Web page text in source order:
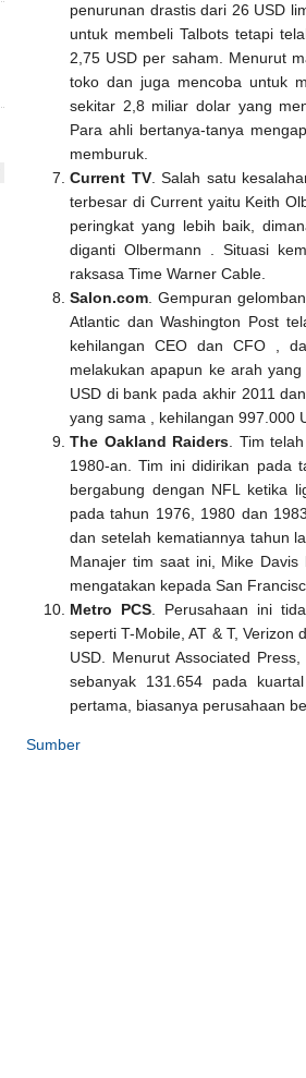
penurunan drastis dari 26 USD
untuk membeli Talbots tetapi
2,75 USD per saham. Menurut
toko dan juga mencoba untuk
sekitar 2,8 miliar dolar yang
Para ahli bertanya-tanya
memburuk.
Current TV. Salah satu
terbesar di Current yaitu Keith
peringkat yang lebih baik,
diganti Olbermann . Situasi
raksasa Time Warner Cable.
Salon.com . Gempuran
Atlantic dan Washington Post
kehilangan CEO dan CFO ,
melakukan apapun ke arah
USD di bank pada akhir 2011
yang sama , kehilangan 997.000
The Oakland Raiders . Tim
1980-an. Tim ini didirikan pada
bergabung dengan NFL ketika
pada tahun 1976, 1980 dan
dan setelah kematiannya tahun
Manajer tim saat ini, Mike
mengatakan kepada San
Metro PCS . Perusahaan ini
seperti T-Mobile, AT & T, Verizon
USD. Menurut Associated
sebanyak 131.654 pada
pertama, biasanya perusahaan
Sumber